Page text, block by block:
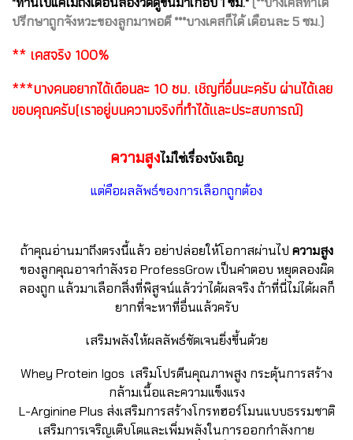
ปรึกษาถูกจังหวะของลูกมาพอดี ***บางเคสก็ได้ เดือนละ 5 ซม.)
** เคสจริง 100%
***บางคนอยากได้เดือนละ 10 ซม. เชิญที่อื่นนะครับ ผ่านได้เลย
ขอบคุณครับ(เราอยู่บนความจริงที่ทำได้และประสบการณ์)
ความสูงไม่ใช่เรื่องบังเอิญ
แต่คือผลลัพธ์ของการเลือกถูกต้อง
ถ้าคุณอ่านมาถึงตรงนี้แล้ว อย่าปล่อยให้โอกาสผ่านไป ความสูง
ของลูกคุณอาจกำลังรอ ProfessGrow เป็นคำตอบ หยุดลองผิด
ลองถูก แล้วมาเลือกสิ่งที่พิสูจน์แล้วว่าได้ผลจริง ถ้าที่นี่ไม่ได้ผลก็
ยากที่จะหาที่อื่นแล้วครับ
เสริมพลังให้ผลลัพธ์ชัดเจนยิ่งขึ้นด้วย
Whey Protein Igos เสริมโปรตีนคุณภาพสูง กระตุ้นการสร้าง
กล้ามเนื้อและความแข็งแรง
L-Arginine Plus ส่งเสริมการสร้างโกรทฮอร์โมนแบบธรรมชาติ
เสริมการเจริญเติบโตและเพิ่มพลังในการออกกำลังกาย